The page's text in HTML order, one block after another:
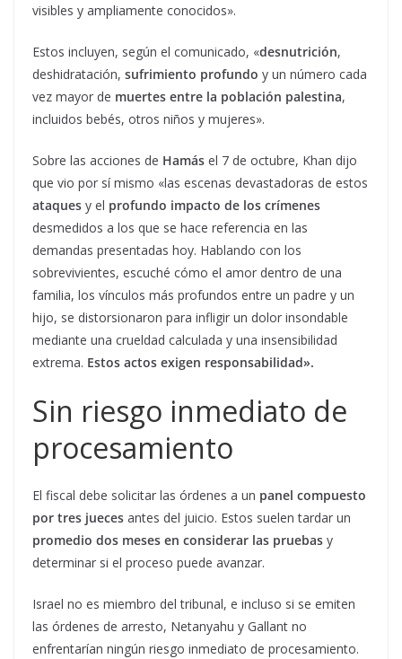
visibles y ampliamente conocidos».
Estos incluyen, según el comunicado, «desnutrición,
deshidratación, sufrimiento profundo y un número cada
vez mayor de muertes entre la población palestina,
incluidos bebés, otros niños y mujeres».
Sobre las acciones de Hamás el 7 de octubre, Khan dijo
que vio por sí mismo «las escenas devastadoras de estos
ataques y el profundo impacto de los crímenes
desmedidos a los que se hace referencia en las
demandas presentadas hoy. Hablando con los
sobrevivientes, escuché cómo el amor dentro de una
familia, los vínculos más profundos entre un padre y un
hijo, se distorsionaron para infligir un dolor insondable
mediante una crueldad calculada y una insensibilidad
extrema. Estos actos exigen responsabilidad».
Sin riesgo inmediato de
procesamiento
El fiscal debe solicitar las órdenes a un panel compuesto
por tres jueces antes del juicio. Estos suelen tardar un
promedio dos meses en considerar las pruebas y
determinar si el proceso puede avanzar.
Israel no es miembro del tribunal, e incluso si se emiten
las órdenes de arresto, Netanyahu y Gallant no
enfrentarían ningún riesgo inmediato de procesamiento.